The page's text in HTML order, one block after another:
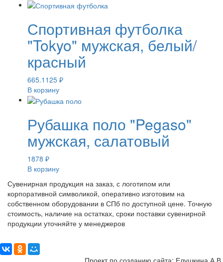
Спортивная футболка
"Tokyo" мужская, белый/
красный
665.1125 ₽
В корзину
Рубашка поло "Pegaso"
мужская, салатовый
1878 ₽
В корзину
Сувенирная продукция на заказ, с логотипом или
корпоративной символикой, оперативно изготовим на
собственном оборудовании в СПб по доступной цене. Точную
стоимость, наличие на остатках, сроки поставки сувенирной
продукции уточняйте у менеджеров
Проект по созданию сайта: Елушкина А.В.